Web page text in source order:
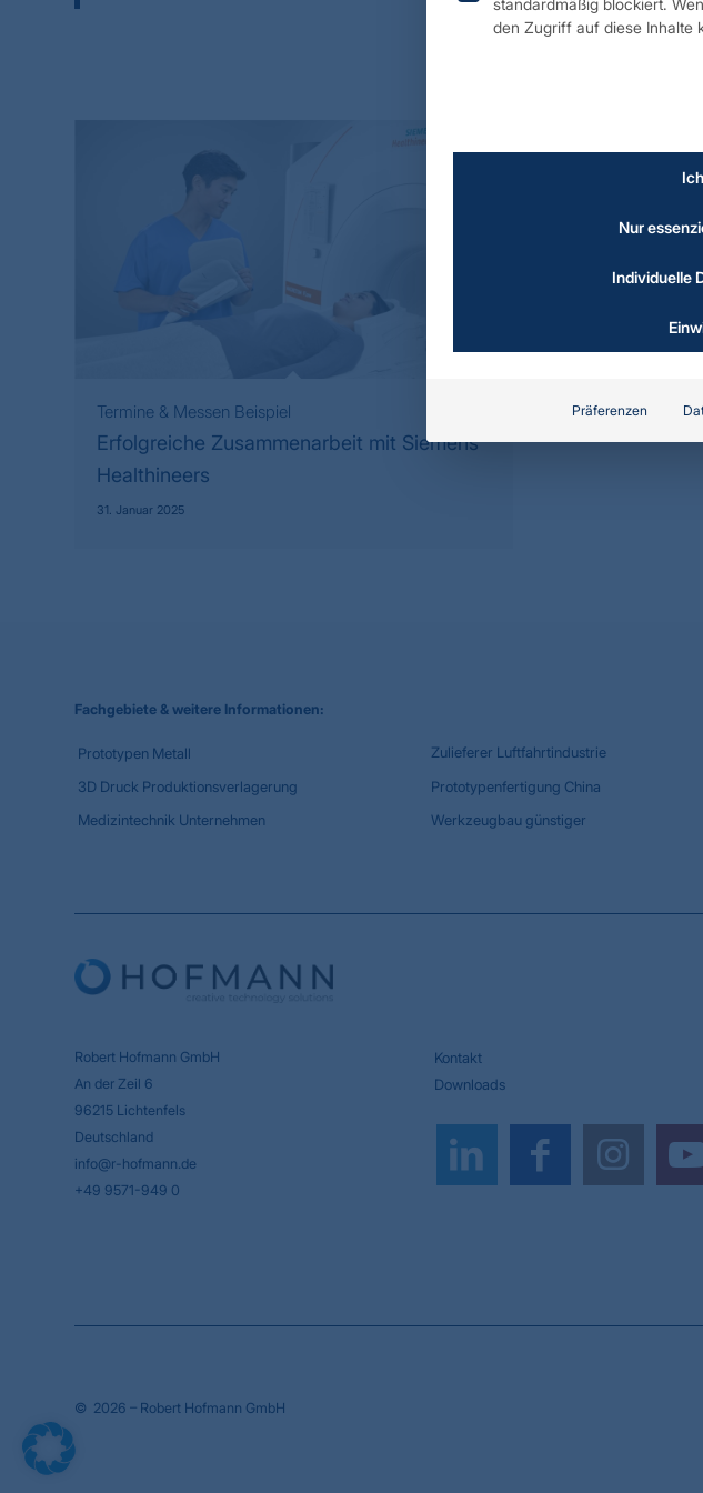
Termine & Messen Beispiel
Erfolgreiche Zusammenarbeit mit Siemens
Healthineers
31. Januar 2025
Fachgebiete & weitere Informationen:
Prototypen Metall Zulieferer Luftfahrtindustrie
3D Druck Produktionsverlagerung
Prototypenfertigung China
Medizintechnik Unternehmen
Werkzeugbau günstiger
Robert Hofmann GmbH
An der Zeil 6
96215 Lichtenfels
Deutschland
info@r-hofmann.de
+49 9571-949 0
Kontakt
Downloads
© 2026 – Robert Hofmann GmbH
standardmäßig blockiert.
den Zugriff auf diese Inhalte
Nur
Individuelle
Präferenzen